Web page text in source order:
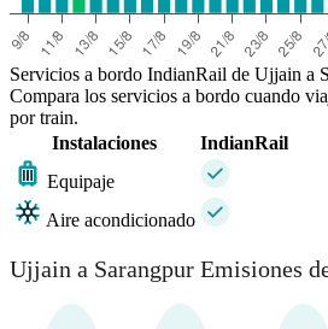
Servicios a bordo IndianRail de Ujjain a
Compara los servicios a bordo cuando
por train.
Instalaciones
IndianRail
Equipaje
Aire acondicionado
Ujjain a Sarangpur Emisiones